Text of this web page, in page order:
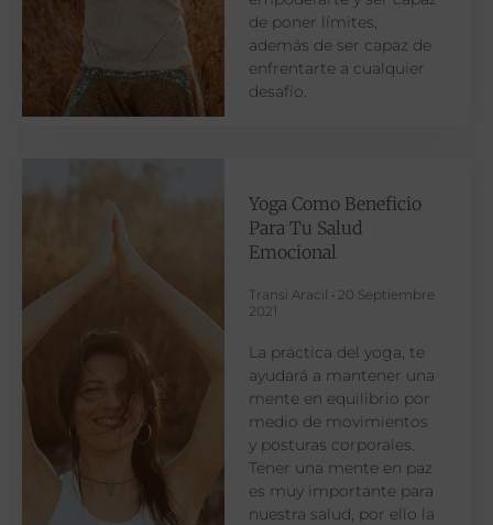
de poner límites,
además de ser capaz de
enfrentarte a cualquier
desafío.
Yoga Como Beneficio
Para Tu Salud
Emocional
Transi Aracil
20 Septiembre
2021
La práctica del yoga, te
ayudará a mantener una
mente en equilibrio por
medio de movimientos
y posturas corporales.
Tener una mente en paz
es muy importante para
nuestra salud, por ello la